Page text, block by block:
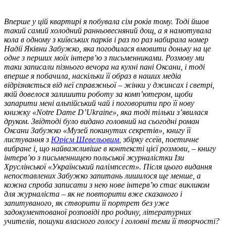
Вперше у цій квартирі я побувала сім років тому. Тоді йшов
такий самий холодний ранньовесняний дощ, а я намотувала
кола в одному з київських парків і раз по раз набирала номер
Надії Яківни Забужко, яка погодилася вмовити доньку на це
одне з перших моїх інтерв’ю з письменниками. Розмову ми
таки записали пізнього вечора на кухні пані Оксани, і тоді
вперше я побачила, наскільки її образ в наших медіа
відрізняється від неї справжньої – жінки у джинсах і светрі,
якій довелося залишити роботу за комп’ютером, щоби
запарити мені альпійський чай і поговорити про її нову
книжку «Notre Dame D’Ukraine», яка тоді тільки з’явилася
друком. Звідтоді було видано головний на сьогодні роман
Оксани Забужко «Музей покинутих секретів», книгу її
листування з Юрієм Шевельовим , збірку есеїв, поетичне
вибране і, що найважливіше в контексті цієї розмови, – книгу
інтерв’ю з письменницею польської журналістки Ізи
Хруслінської «Український палімпсест». Після цього видання
непоставлених Забужко запитань лишилося ще менше, а
кожна спроба записати з нею нове інтерв’ю стає викликом
для журналіста – як не повторити вже сказаного і
запитуваного, як створити її портрет без уже
задокументованої розповіді про родину, літературних
учителів, пошуки власного голосу і головні теми її творчості?